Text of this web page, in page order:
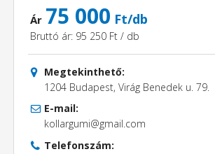
Ár 75 000 Ft/db
Bruttó ár: 95 250 Ft / db
Megtekinthető:
1204 Budapest, Virág Benedek u. 79.
E-mail:
kollargumi@gmail.com
Telefonszám: